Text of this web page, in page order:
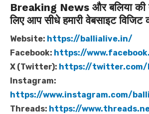
Breaking News और बलिया की
लिए आप सीधे हमारी वेबसाइट
Website: https://ballialive.in/
Facebook: https://
X (Twitter): https://twitter.com/
Instagram:
https://www.instagram.com/
Threads: https://